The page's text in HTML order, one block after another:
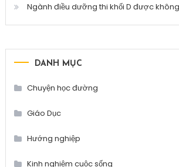
Ngành điều dưỡng thi khối D được
DANH MỤC
Chuyện học đường
Giáo Dục
Hướng nghiệp
Kinh nghiệm cuộc sống